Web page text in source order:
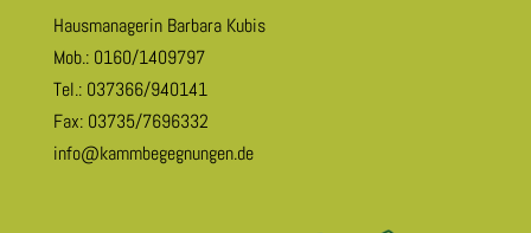
Hausmanagerin Barbara Kubis
Mob.: 0160/1409797
Tel.: 037366/940141
Fax: 03735/7696332
info@kammbegegnungen.de